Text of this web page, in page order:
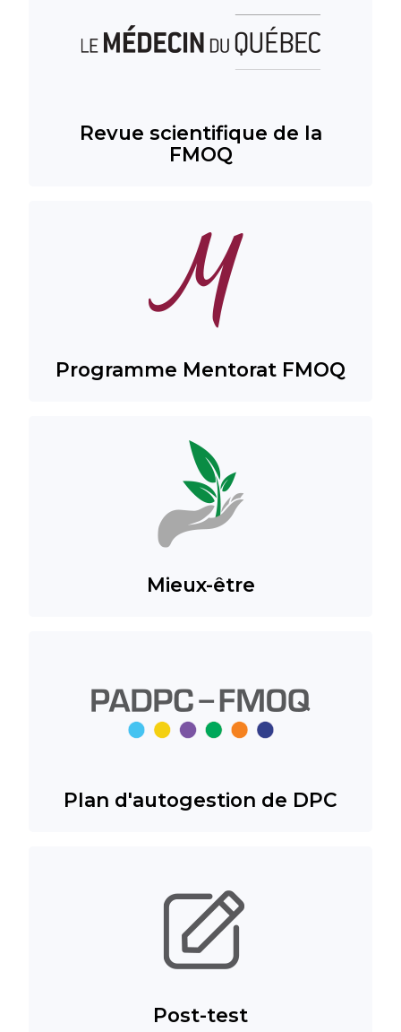
Revue scientifique de la
FMOQ
Programme Mentorat FMOQ
Mieux-être
Plan d'autogestion de DPC
Post-test